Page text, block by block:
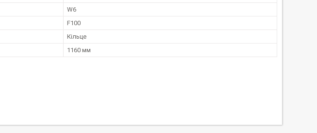
W6
F100
Кільце
1160 мм